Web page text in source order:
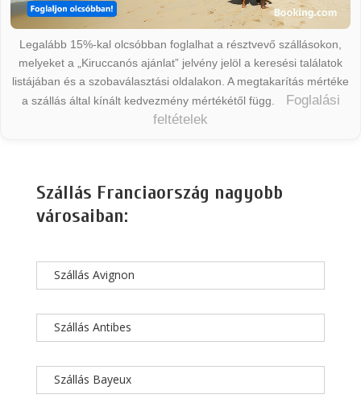
Legalább 15%-kal olcsóbban foglalhat a résztvevő szállásokon,
melyeket a „Kiruccanós ajánlat” jelvény jelöl a keresési találatok
listájában és a szobaválasztási oldalakon. A megtakarítás mértéke
a szállás által kínált kedvezmény mértékétől függ.
Foglalási
feltételek
Szállás Franciaország nagyobb
városaiban:
Szállás Avignon
Szállás Antibes
Szállás Bayeux